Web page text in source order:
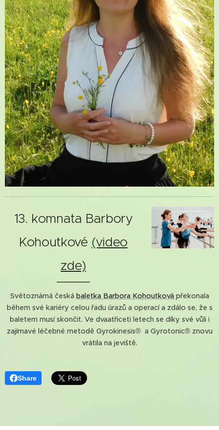
13. komnata Barbory
Kohoutkové (video
zde)
Světoznámá česká baletka Barbora Kohoutková překonala
během své kariéry celou řadu úrazů a operací a zdálo se, že s
baletem musí skončit. Ve dvaatřiceti letech se díky své vůli i
zajímavé léčebné metodě Gyrokinesis® a Gyrotonic® znovu
vrátila na jeviště.
Share